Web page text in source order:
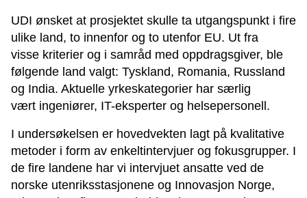
UDI ønsket at prosjektet skulle ta utgangspunkt i fire
ulike land, to innenfor og to utenfor EU. Ut fra
visse kriterier og i samråd med oppdragsgiver, ble
følgende land valgt: Tyskland, Romania, Russland
og India. Aktuelle yrkeskategorier har særlig
vært ingeniører, IT-eksperter og helsepersonell.
I undersøkelsen er hovedvekten lagt på kvalitative
metoder i form av enkeltintervjuer og fokusgrupper. I
de fire landene har vi intervjuet ansatte ved de
norske utenriksstasjonene og Innovasjon Norge,